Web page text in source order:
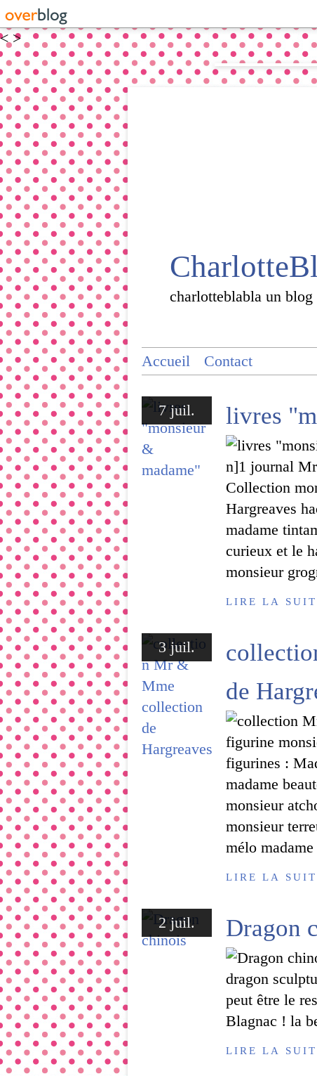
< >
charlotteblabla un
Accueil Contact
7 juil. livres
n]1 journal
Collection
Hargreaves
madame
curieux et le
monsieur
LIRE LA
3 juil.
de
figurine
figurines :
madame
monsieur
monsieur
mélo
LIRE LA
2 juil. Dragon
dragon
peut être le
Blagnac ! la
LIRE LA